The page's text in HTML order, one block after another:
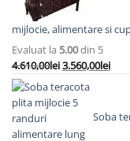
mijlocie, alimentare si
Evaluat la 5.00din 5
4.610,00leiPrețul
inițial
a
4.610,00lei.
3.560,00leiPrețul
Soba